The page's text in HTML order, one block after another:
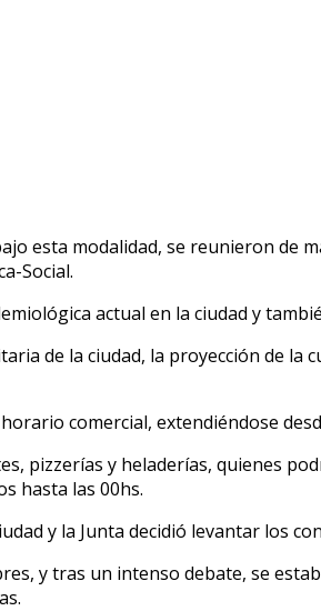
esta modalidad, se reunieron
Social.
actual en la ciudad y
de la ciudad, la proyección de
comercial, extendiéndose
pizzerías y heladerías, quienes
hasta las 00hs.
y la Junta decidió levantar los
y tras un intenso debate, se